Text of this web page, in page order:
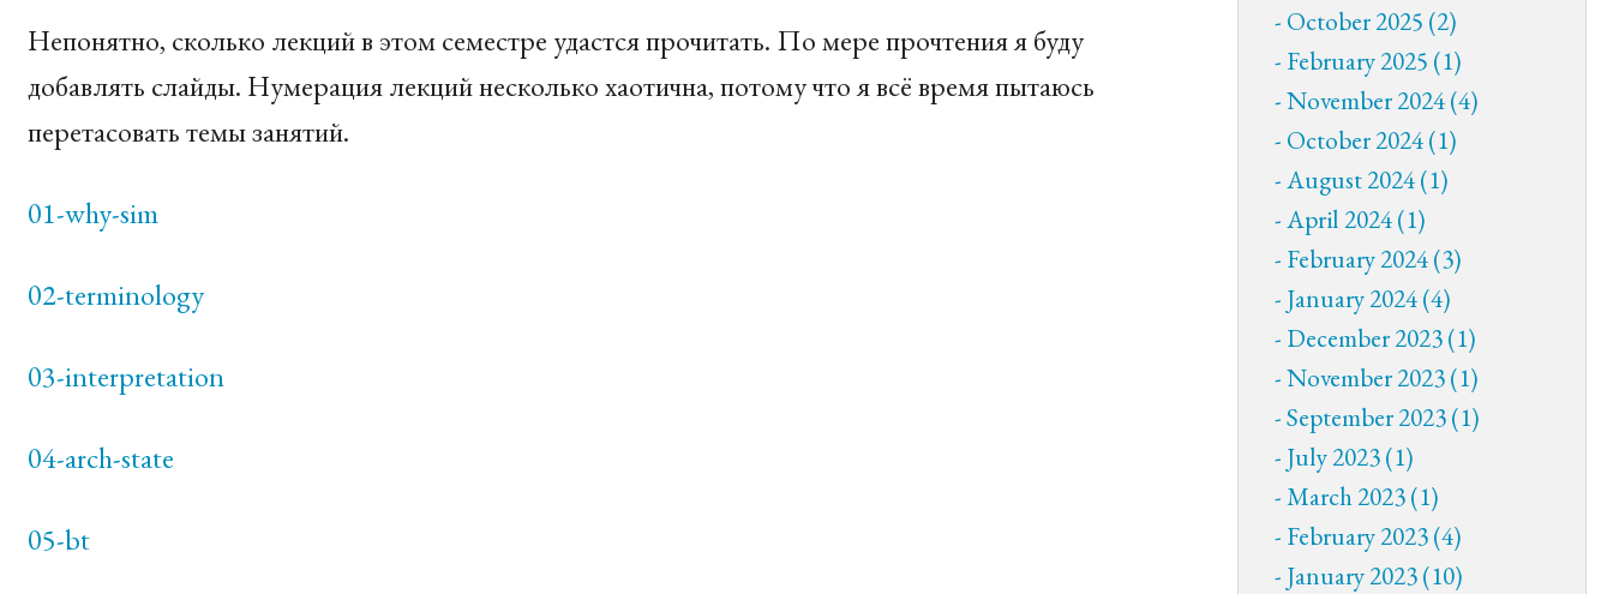
Непонятно, сколько лекций в этом семестре удастся прочитать. По мере прочтения я буду
добавлять слайды. Нумерация лекций несколько хаотична, потому что я всё время пытаюсь
перетасовать темы занятий.
01-why-sim
02-terminology
03-interpretation
04-arch-state
05-bt
October 2025 (2)
February 2025 (1)
November 2024 (4)
October 2024 (1)
August 2024 (1)
April 2024 (1)
February 2024 (3)
January 2024 (4)
December 2023 (1)
November 2023 (1)
September 2023 (1)
July 2023 (1)
March 2023 (1)
February 2023 (4)
January 2023 (10)